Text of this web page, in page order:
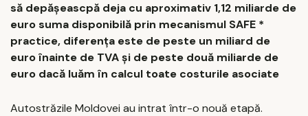
să depășeascpă deja cu aproximativ 1,12 miliarde de
euro suma disponibilă prin mecanismul SAFE *
practice, diferența este de peste un miliard de
euro înainte de TVA și de peste două miliarde de
euro dacă luăm în calcul toate costurile asociate
Autostrăzile Moldovei au intrat într-o nouă etapă.